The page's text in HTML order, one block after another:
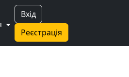
Вхід
Реєстрація